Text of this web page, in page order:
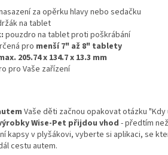
za opěrku hlavy nebo sedačku
na tablet
pouzdro na tablet proti poškrábání
pro menší 7" až 8" tablety
205.74 x 134.7 x 13.3 mm
pro Vaše zařízení
Vaše děti začnou opakovat otázku "Kdy
Wise-Pet přijdou vhod- předtím
kapsy v plyšákovi, vyberte si aplikaci, se
cestu autem.